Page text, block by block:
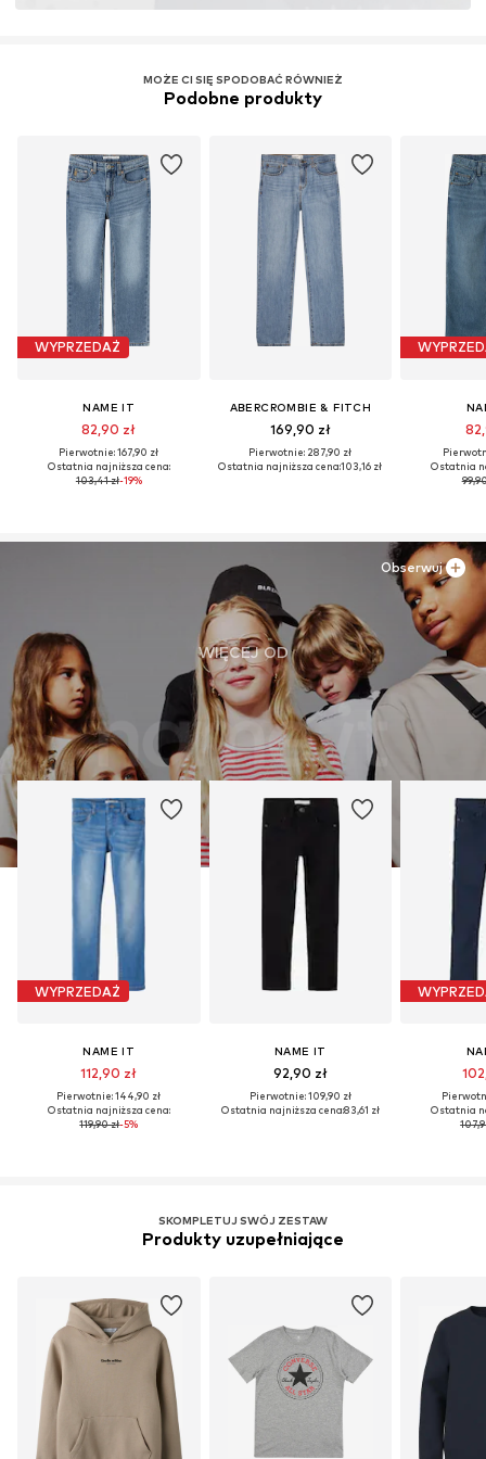
MOŻE CI SIĘ SPODOBAĆ RÓWNIEŻ
Podobne produkty
WYPRZEDAŻ
NAME IT
82,90 zł
Pierwotnie: 167,90 zł
Ostatnia najniższa cena:
103,41 zł-19%
ABERCROMBIE & FITCH
169,90 zł
Pierwotnie: 287,90 zł
Ostatnia najniższa cena:103,16 zł
Ostatnia
WIĘCEJ OD
WYPRZEDAŻ
NAME IT
112,90 zł
Pierwotnie: 144,90 zł
Ostatnia najniższa cena:
119,90 zł-5%
NAME IT
92,90 zł
Pierwotnie: 109,90 zł
Ostatnia najniższa cena:83,61 zł
Ostatnia
Obserwuj
SKOMPLETUJ SWÓJ ZESTAW
Produkty uzupełniające